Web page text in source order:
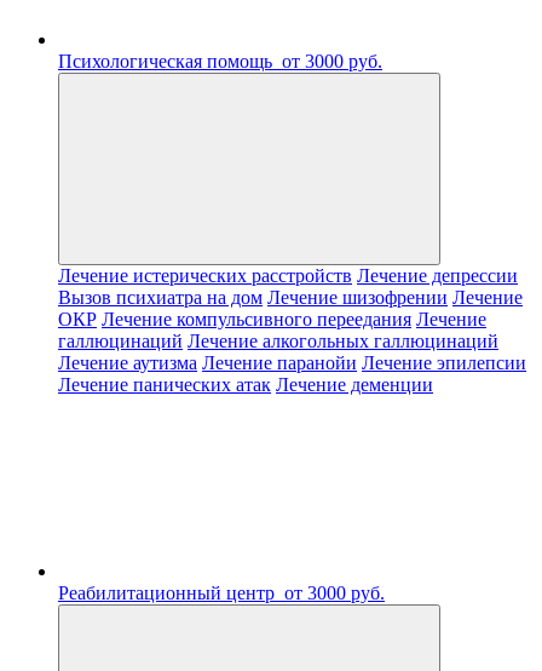
Психологическая помощь от 3000 руб.
Лечение истерических расстройств Лечение депрессии
Вызов психиатра на дом Лечение шизофрении Лечение
ОКР Лечение компульсивного переедания Лечение
галлюцинаций Лечение алкогольных галлюцинаций
Лечение аутизма Лечение паранойи Лечение эпилепсии
Лечение панических атак Лечение деменции
Реабилитационный центр от 3000 руб.